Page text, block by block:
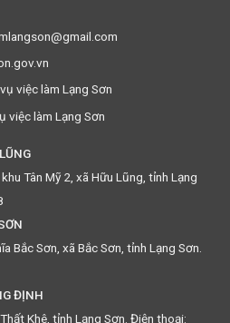
việc làm Lạng Sơn
việc làm Lạng Sơn
Tân Mỹ 2, xã Hữu Lũng, tỉnh Lạng
Bắc Sơn, xã Bắc Sơn, tỉnh Lạng Sơn.
ĐỊNH
Khê, tỉnh Lạng Sơn. Điện thoại: